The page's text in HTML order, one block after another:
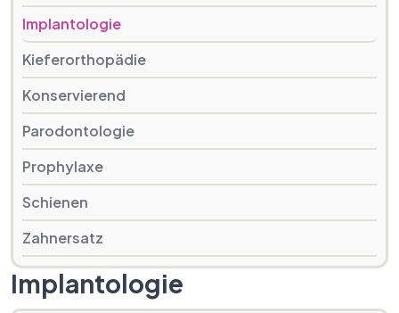
Implantologie
Kieferorthopädie
Konservierend
Parodontologie
Prophylaxe
Schienen
Zahnersatz
Implantologie